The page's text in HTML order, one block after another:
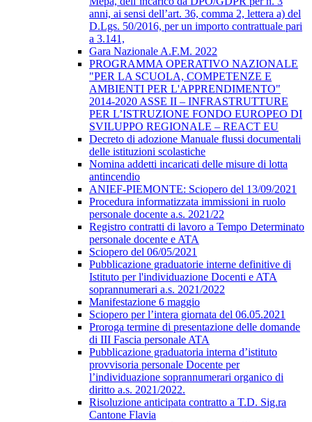
anni, ai sensi dell’art. 36, comma 2, lettera a) del
D.Lgs. 50/2016, per un importo contrattuale pari
a 3.141,
Gara Nazionale A.F.M. 2022
PROGRAMMA OPERATIVO NAZIONALE
"PER LA SCUOLA, COMPETENZE E
AMBIENTI PER L'APPRENDIMENTO"
2014-2020 ASSE II – INFRASTRUTTURE
PER L’ISTRUZIONE FONDO EUROPEO DI
SVILUPPO REGIONALE – REACT EU
Decreto di adozione Manuale flussi documentali
delle istituzioni scolastiche
Nomina addetti incaricati delle misure di lotta
antincendio
ANIEF-PIEMONTE: Sciopero del 13/09/2021
Procedura informatizzata immissioni in ruolo
personale docente a.s. 2021/22
Registro contratti di lavoro a Tempo Determinato
personale docente e ATA
Sciopero del 06/05/2021
Pubblicazione graduatorie interne definitive di
Istituto per l'individuazione Docenti e ATA
soprannumerari a.s. 2021/2022
Manifestazione 6 maggio
Sciopero per l’intera giornata del 06.05.2021
Proroga termine di presentazione delle domande
di III Fascia personale ATA
Pubblicazione graduatoria interna d’istituto
provvisoria personale Docente per
l’individuazione soprannumerari organico di
diritto a.s. 2021/2022.
Risoluzione anticipata contratto a T.D. Sig.ra
Cantone Flavia